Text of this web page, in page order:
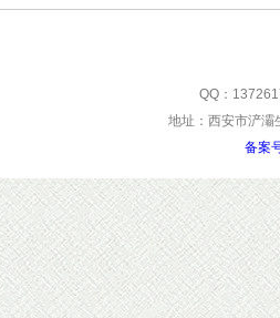
QQ：
地址：西安市浐
备案